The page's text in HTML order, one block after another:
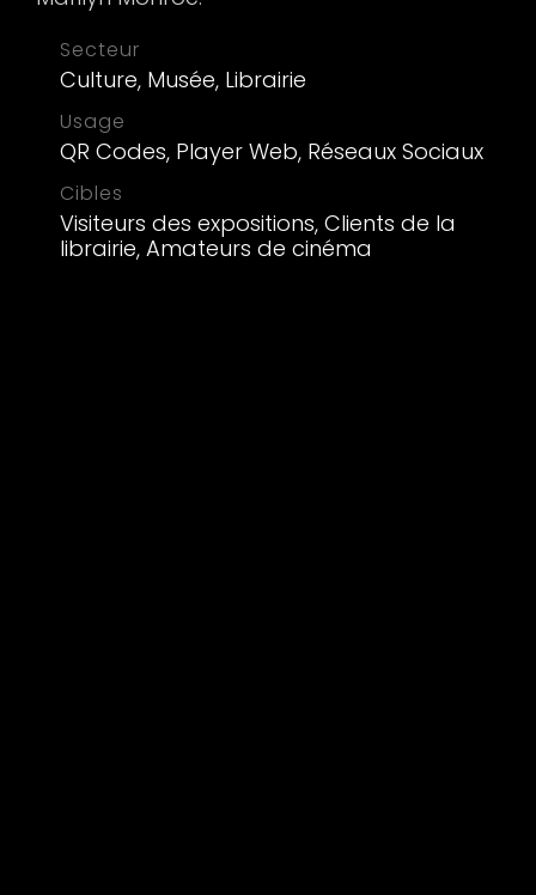
Secteur
Culture, Musée, Librairie
Usage
QR Codes, Player Web, Réseaux Sociaux
Cibles
Visiteurs des expositions, Clients de la
librairie, Amateurs de cinéma